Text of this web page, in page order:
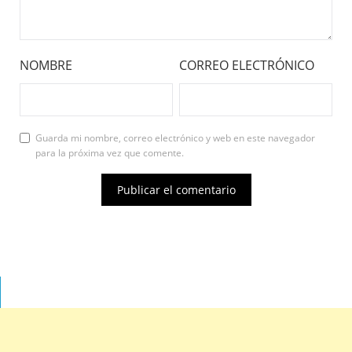
NOMBRE CORREO ELECTRÓNICO
Guarda mi nombre, correo electrónico y web en este navegador
para la próxima vez que comente.